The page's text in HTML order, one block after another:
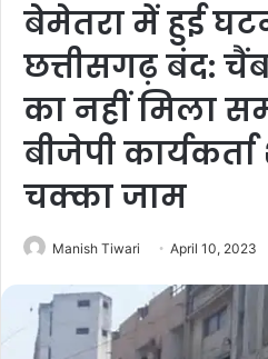
बेमेतरा में हुई
छत्तीसगढ़ बंद:
का नहीं मिला
बीजेपी
चक्का जाम
Manish Tiwari April 10, 2023